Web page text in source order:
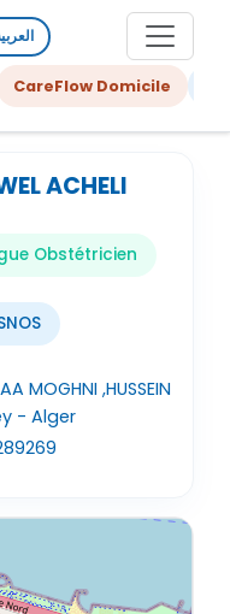
CareFlow Domicile
ACHELI
Obstétricien
MOGHNI ,HUSSEIN
- Alger